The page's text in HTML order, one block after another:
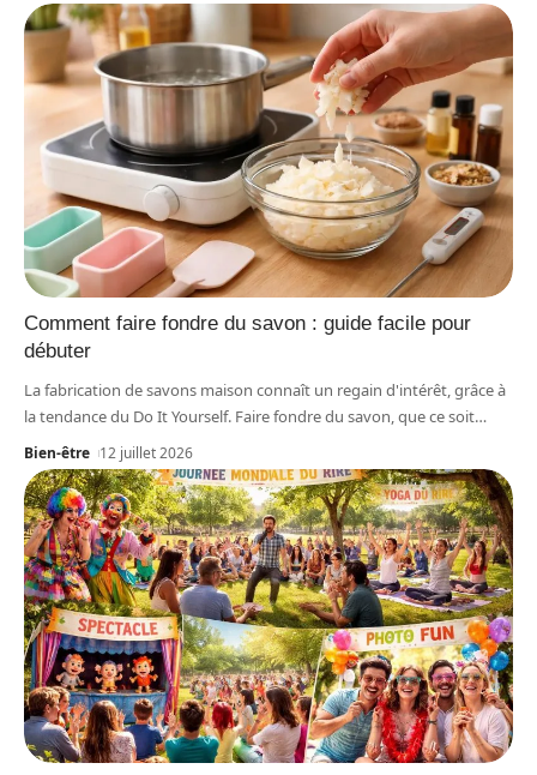
Comment faire fondre du savon : guide facile pour
débuter
La fabrication de savons maison connaît un regain d'intérêt, grâce à
la tendance du Do It Yourself. Faire fondre du savon, que ce soit…
Bien-être 12 juillet 2026